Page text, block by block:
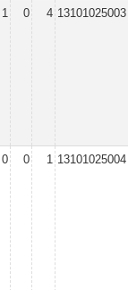
1 0 4 13101025003
0 0 1 13101025004